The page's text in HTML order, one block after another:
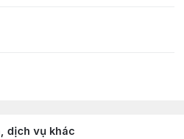
dịch vụ khác